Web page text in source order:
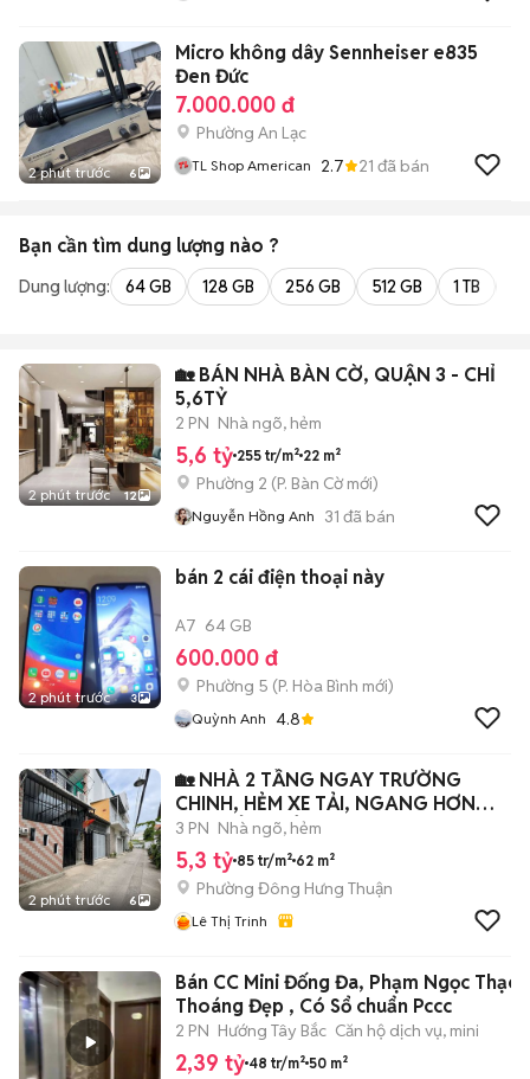
2 phút trước 6
Micro không dây Sennheiser e835
Đen Đức
7.000.000 đ
Phường An Lạc
TL Shop American 2.7 21 đã bán
Bạn cần tìm dung lượng nào ?
Dung lượng: 64 GB 128 GB 256 GB 512 GB 1 TB
2 phút trước 12
🏡 BÁN NHÀ BÀN CỜ, QUẬN 3 - CHỈ
5,6TỶ
2 PN Nhà ngõ, hẻm
5,6 tỷ 255 tr/m² 22 m²
Phường 2 (P. Bàn Cờmới)
Nguyễn Hồng Anh 31 đã bán
2 phút trước 3
bán 2 cái điện thoại này
A7 64 GB
600.000 đ
Phường 5 (P. Hòa Bình mới)
Quỳnh Anh 4.8
2 phút trước 6
🏡 NHÀ 2 TẦNG NGAY TRƯỜNG
CHINH, HẺM XE TẢI, NGANG HƠN
5M, NHỈN 5 TỶ
3 PN Nhà ngõ, hẻm
5,3 tỷ 85 tr/m² 62 m²
Phường Đông Hưng Thuận
Lê Thị Trinh
Bán CC Mini Đống Đa, Phạm Ngọc
Thoáng Đẹp , Có Sổ chuẩn Pccc
2 PN Hướng Tây Bắc Căn hộ dịch vụ, mini
2,39 tỷ 48 tr/m² 50 m²